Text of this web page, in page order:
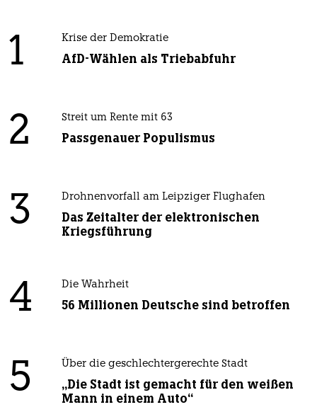
1 Krise der Demokratie
AfD-Wählen als Triebabfuhr
2 Streit um Rente mit 63
Passgenauer Populismus
3 Drohnenvorfall am Leipziger Flughafen
Das Zeitalter der elektronischen
Kriegsführung
4 Die Wahrheit
56 Millionen Deutsche sind betroffen
5 Über die geschlechtergerechte Stadt
„Die Stadt ist gemacht für den weißen
Mann in einem Auto“